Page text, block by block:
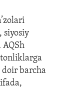
siyosiy
doir barcha